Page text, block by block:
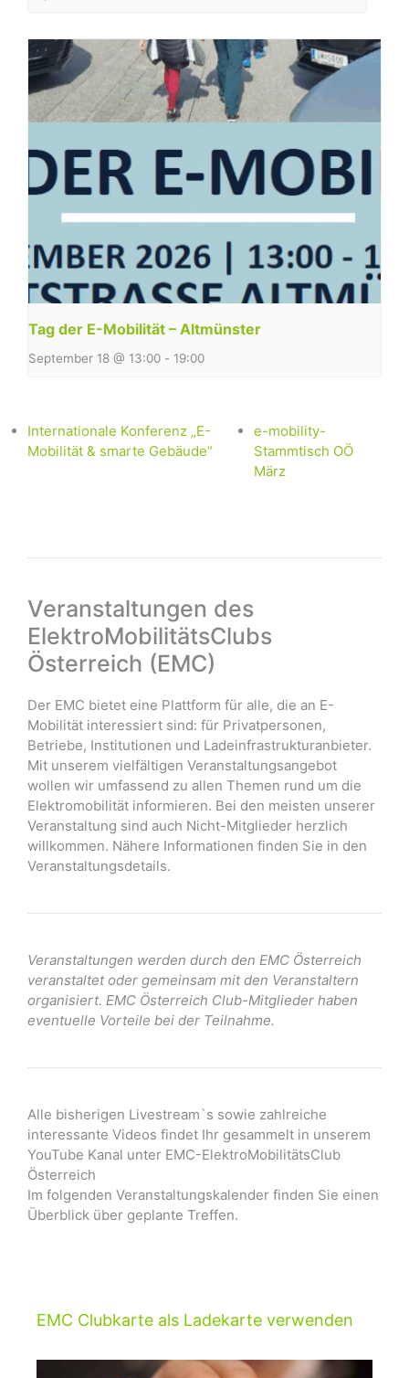
Tag der E-Mobilität – Altmünster
September 18 @ 13:00 - 19:00
Internationale Konferenz „E-
Mobilität & smarte Gebäude“
e-mobility-
Stammtisch OÖ
März
Veranstaltungen des
ElektroMobilitätsClubs
Österreich (EMC)
Der EMC bietet eine Plattform für alle, die an E-
Mobilität interessiert sind: für Privatpersonen,
Betriebe, Institutionen und Ladeinfrastrukturanbieter.
Mit unserem vielfältigen Veranstaltungsangebot
wollen wir umfassend zu allen Themen rund um die
Elektromobilität informieren. Bei den meisten unserer
Veranstaltung sind auch Nicht-Mitglieder herzlich
willkommen. Nähere Informationen finden Sie in den
Veranstaltungsdetails.
Veranstaltungen werden durch den EMC Österreich
veranstaltet oder gemeinsam mit den Veranstaltern
organisiert. EMC Österreich Club-Mitglieder haben
eventuelle Vorteile bei der Teilnahme.
Alle bisherigen Livestream`s sowie zahlreiche
interessante Videos findet Ihr gesammelt in unserem
YouTube Kanal unter EMC-ElektroMobilitätsClub
Österreich
Im folgenden Veranstaltungskalender finden Sie einen
Überblick über geplante Treffen.
EMC Clubkarte als Ladekarte verwenden